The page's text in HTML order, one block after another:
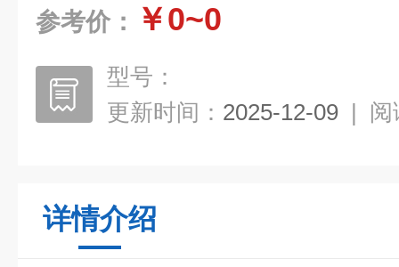
参考价： ￥0~0
型号：
更新时间： 2025-12-09 | 阅
详情介绍